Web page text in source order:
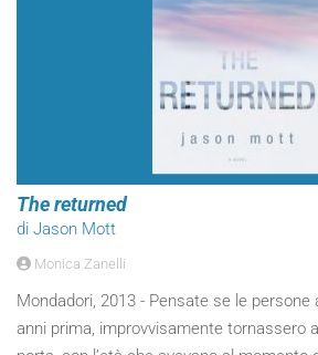
The returned
di Jason Mott
Monica Zanelli
Mondadori, 2013 - Pensate se le persone
anni prima, improvvisamente tornassero